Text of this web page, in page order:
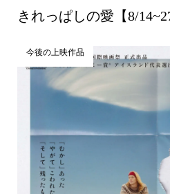
きれっぱしの愛【8/
今後の上映作品